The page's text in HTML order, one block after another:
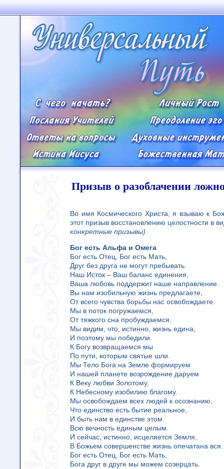
Призыв о разоблачении
Во имя Космического Христа, я взываю к
этот призыв восстановлению целостности в
конкретные призывы)
Бог есть Альфа и Омега
Бог есть Отец, Бог есть Мать,
Друг без друга не могут пребывать.
Наш Исток – Ваш баланс единения,
Ваша любовь поддержит наше направление.
Вы нам изобильную жизнь предлагаете,
От всего чувства борьбы нас освобождаете.
Мы в поток погружаемся,
От тяжкого сна пробуждаемся.
Мы видим, что, истинно, жизнь едина,
И поэтому мы победили.
К Богу возвращаемся мы
По пути, которым святые шли.
Мы Тело Бога на Земле формируем
И нашей планете возрождение даруем
К Веку любви Золотому,
К Небесному изобилию благому.
Мы освобождаем всех людей к осознанию,
Что единство есть бытие реальное,
И быть нам в единстве этом
Всю вечность единым целым.
И сейчас, истинно, исцеляется Земля,
В Божьем совершенстве жизнь опечатана вся.
Бог есть Отец, Бог есть Мать,
Бога друг в друге мы можем созерцать.